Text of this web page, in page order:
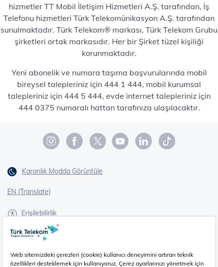
hizmetler TT Mobil İletişim Hizmetleri A.Ş. tarafından, İş
Telefonu hizmetleri Türk Telekomünikasyon A.Ş. tarafından
sunulmaktadır. Türk Telekom® markası, Türk Telekom Grubu
şirketleri ortak markasıdır. Her bir Şirket tüzel kişiliği
korunmaktadır.
Yeni abonelik ve numara taşıma başvurularında mobil
bireysel talepleriniz için 444 1 444, mobil kurumsal
talepleriniz için 444 5 444, evde internet talepleriniz için
444 0375 numaralı hattan tarafınıza ulaşılacaktır.
Karanlık Modda Görüntüle
EN (Translate)
Erişilebilirlik
İşaret Dili Çevirisi